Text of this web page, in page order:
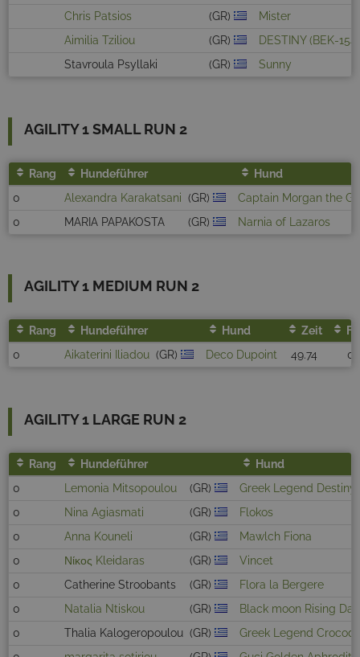
Chris Patsios
(GR)
Mister
Aimilia Tziliou
(GR)
DESTINY (BEK-
Stavroula Psyllaki
(GR) Sunny
AGILITY 1 SMALL RUN 2
Rang Hundeführer
Hund
0
Alexandra Karakatsani (GR)
Captain Morgan the
0
MARIA PAPAKOSTA (GR) Narnia of Lazaros
AGILITY 1 MEDIUM RUN 2
Rang Hundeführer Hund Zeit
0
Aikaterini Iliadou (GR) Deco Dupoint 49.74 0
AGILITY 1 LARGE RUN 2
Rang Hundeführer
Hund
0
Lemonia Mitsopoulou (GR)
Greek Legend Destiny
0
Nina Agiasmati (GR)
Flokos
0
Anna Kouneli (GR)
Mawlch Fiona
0
Νίκος Kleidaras (GR)
Vincet
0
Catherine Stroobants (GR)
Flora la Bergere
0
Natalia Ntiskou (GR)
Black moon Rising
0
Thalia Kalogeropoulou (GR)
Greek Legend